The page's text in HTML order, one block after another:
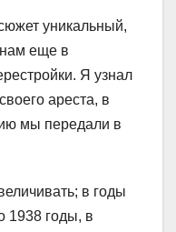
уникальный,
нам еще в
Я узнал
ареста, в
мы передали в
в годы
1938 годы, в